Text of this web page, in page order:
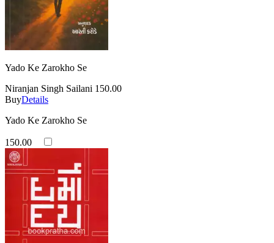
Yado Ke Zarokho Se
Niranjan Singh Sailani 150.00
BuyDetails
Yado Ke Zarokho Se
150.00